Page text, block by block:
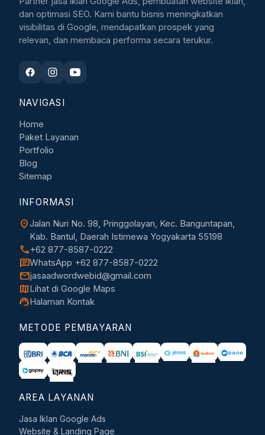
dan optimasi SEO. Kami bantu bisnis meningkatkan
visibilitas di Google, mendapatkan prospek yang
relevan, dan membaca performa secara terukur.
NAVIGASI
Home
Paket Layanan
Portfolio
Blog
Sitemap
INFORMASI
location_onJalan Nuri No. 98, Pringgolayan, Kec. Banguntapan,
Kab. Bantul, Daerah Istimewa Yogyakarta 55198
call+62 877-8587-0222
chatWhatsApp +62 877-8587-0222
mailjasaadwordwebid@gmail.com
mapLihat di Google Maps
support_agentHalaman Kontak
METODE PEMBAYARAN
AREA LAYANAN
Jasa Iklan Google Ads
Website & Landing Page